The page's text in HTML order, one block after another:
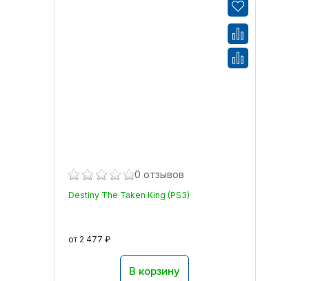
0 отзывов
Destiny The Taken King (PS3)
от 2 477 ₽
В корзину